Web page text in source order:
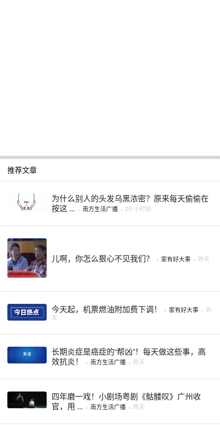
推荐文章
为什么别人的头发乌黑浓密？原来每天偷偷在
按这 ... · 南方生活广播 · 20 小时前
儿啊，你怎么狠心不见我们？ · 家有好大事 · 昨天
今天起，机票燃油附加费下调！ · 家有好大事 · 昨
天
长期炎症是癌症的“帮凶”！每天做这些事，高
效抗炎！
· 南方生活广播 · 昨天
四年磨一戏！小剧场粤剧《骷髅叹》广州收
官，用 ... · 南方生活广播 · 昨天